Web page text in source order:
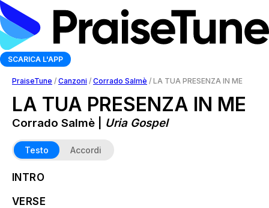
SCARICA L'APP
PraiseTune / Canzoni / Corrado Salmè / LA TUA PRESENZA IN ME
LA TUA PRESENZA IN ME
Corrado Salmè | Uria Gospel
Testo Accordi
INTRO
VERSE